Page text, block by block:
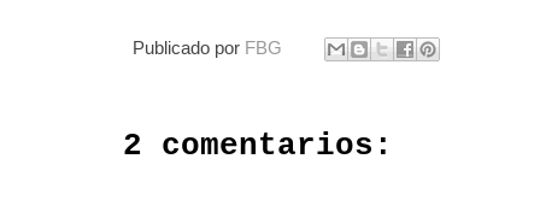
Publicado por FBG
2 comentarios: